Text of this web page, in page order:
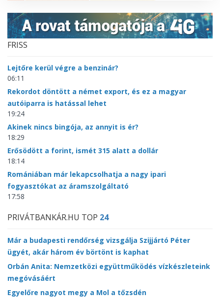
FRISS
Lejtőre kerül végre a benzinár?
06:11
Rekordot döntött a német export, és ez a magyar
autóiparra is hatással lehet
19:24
Akinek nincs bingója, az annyit is ér?
18:29
Erősödött a forint, ismét 315 alatt a dollár
18:14
Romániában már lekapcsolhatja a nagy ipari
fogyasztókat az áramszolgáltató
17:58
PRIVÁTBANKÁR.HU TOP 24
Már a budapesti rendőrség vizsgálja Szijjártó Péter
ügyét, akár három év börtönt is kaphat
Orbán Anita: Nemzetközi együttműködés vízkészleteink
megóvásáért
Egyelőre nagyot megy a Mol a tőzsdén